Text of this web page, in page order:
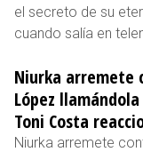
el secreto de su
cuando salía en
Niurka arremete
López
Toni Costa
Niurka arremete